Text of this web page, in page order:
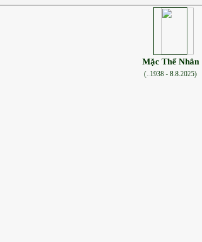
Mặc Thế Nhân
(..1938 - 8.8.2025)